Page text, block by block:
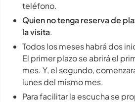
teléfono.
Quien no tenga reserva de
la visita.
Todos los meses habrá dos
El primer plazo se abrirá el
mes. Y, el segundo,
lunes del mismo mes.
Para facilitar la escucha se